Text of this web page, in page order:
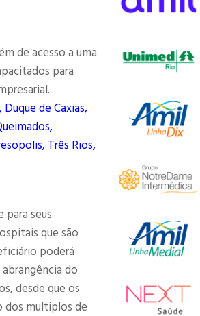
de acesso a uma
para
de Caxias,
Três Rios,
para seus
que são
poderá
do
desde que os
dos multiplos de